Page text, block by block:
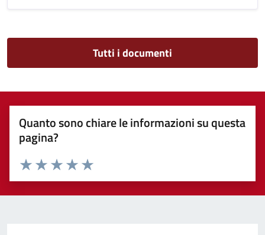
Tutti i documenti
Quanto sono chiare le informazioni su questa
pagina?
Valuta 5 stelle su 5
Valuta 4 stelle su 5
Valuta 3 stelle su 5
Valuta 2 stelle su 5
Valuta 1 stelle su 5